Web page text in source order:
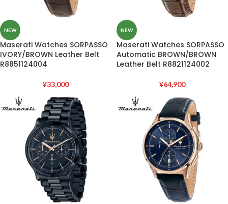
NEW
Maserati Watches SORPASSO
IVORY/BROWN Leather Belt
R8851124004
¥33,000
NEW
Maserati Watches SORPASSO
Automatic BROWN/BROWN
Leather Belt R8821124002
¥64,900